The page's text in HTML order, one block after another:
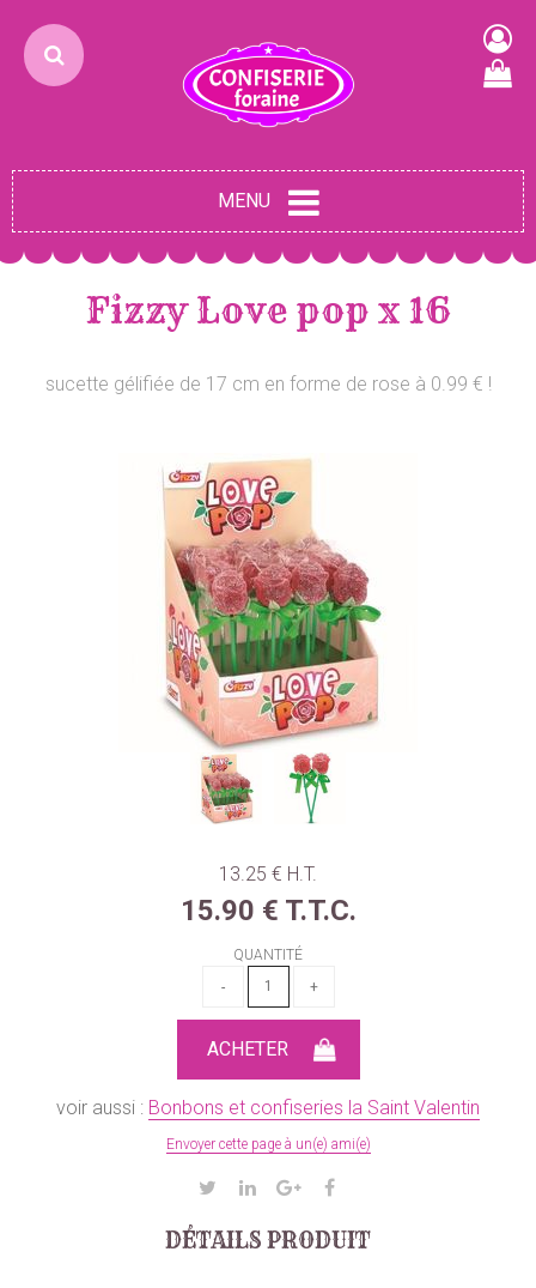
MENU
Fizzy Love pop x 16
sucette gélifiée de 17 cm en forme de rose à 0.99 € !
13.25 € H.T.
15.90 € T.T.C.
QUANTITÉ
voir aussi : Bonbons et confiseries la Saint Valentin
Envoyer cette page à un(e) ami(e)
DÉTAILS PRODUIT